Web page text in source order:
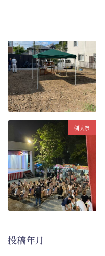
例大祭
投稿年月